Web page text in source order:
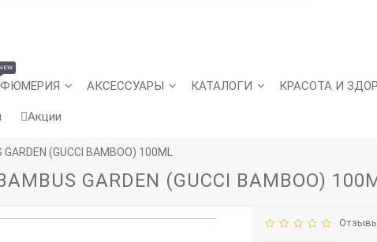
АКСЕССУАРЫ КАТАЛОГИ КРАСОТА И
Акции
(GUCCI BAMBOO) 100ML
GARDEN (GUCCI BAMBOO)